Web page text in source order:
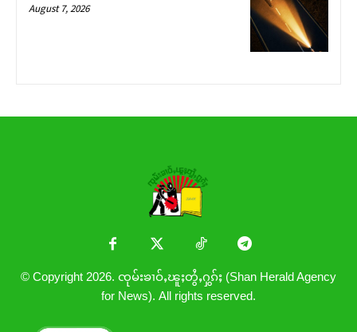
August 7, 2026
© Copyright 2026. ၸုမ်းၶၢဝ်ႇၽူႈတွႆႇႁွၵ်ႈ (Shan Herald Agency
for News). All rights reserved.